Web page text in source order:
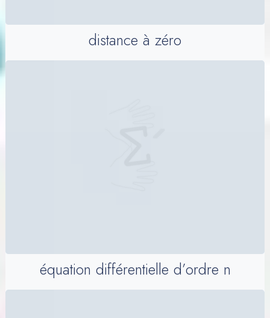
distance à zéro
équation différentielle d’ordre n